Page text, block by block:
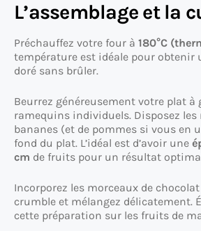
L’assemblage et la
Préchauffez votre four à 180°C
température est idéale pour obtenir
doré sans brûler.
Beurrez généreusement votre plat à
ramequins individuels. Disposez les
bananes (et de pommes si vous en
fond du plat. L’idéal est d’avoir une
cm de fruits pour un résultat
Incorporez les morceaux de
crumble et mélangez délicatement.
cette préparation sur les fruits de